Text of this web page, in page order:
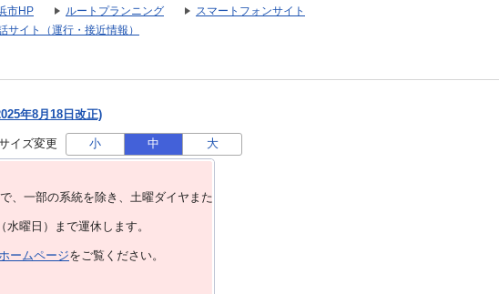
市HP ルートプランニング
スマートフォンサイト
サイト（運行・接近情報）
年8月18日改正)
イズ変更 小 中 大
、⼀部の系統を除き、⼟曜ダイヤまた
曜日）まで運休します。
ームページをご覧ください。